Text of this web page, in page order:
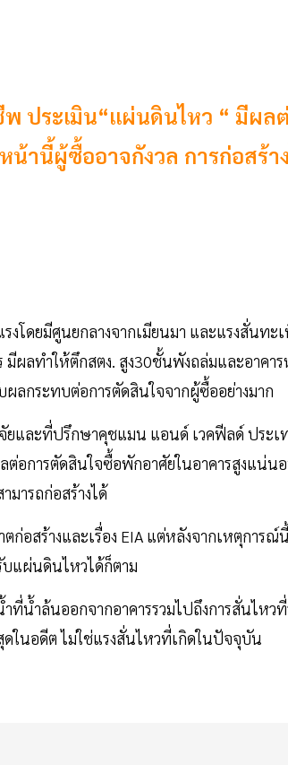
ประเมิน“แผ่นดินไหว “ มีผ
านี้ผู้ซื้ออาจกังวล การก่อสร้า
โดยมีศูนยกลางจากเมียนมา และแรงสั่นทะ
ผลทำให้ตึกสตง. สูง30ชั้นพังถล่มและอาคา
ลกระทบต่อการตัดสินใจจากผู้ซื้ออย่างมาก
และที่ปรึกษาคุชแมน แอนด์ เวคฟีลด์ ประเ
อการตัดสินใจซื้อพักอาศัยในอาคารสูงแน่น
มารถก่อสร้างได้
ก่อสร้างและเรื่อง EIA แต่หลังจากเหตุการ
บแผ่นดินไหวได้ก็ตาม
ที่น้ำล้นออกจากอาคารรวมไปถึงการสั่นไห
ในอดีต ไม่ใช่แรงสั่นไหวที่เกิดในปัจจุบัน